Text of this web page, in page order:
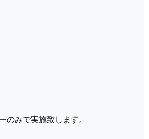
のみで実施致します。